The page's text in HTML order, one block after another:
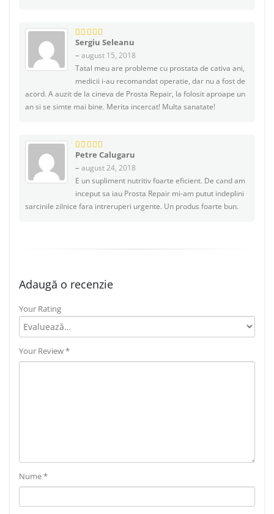
5din 5
Sergiu Seleanu
– august 15, 2018
Tatal meu are probleme cu prostata de cativa ani,
medicii i-au recomandat operatie, dar nu a fost de
acord. A auzit de la cineva de Prosta Repair, la folosit aproape un
an si se simte mai bine. Merita incercat! Multa sanatate!
5din 5
Petre Calugaru
– august 24, 2018
E un supliment nutritiv foarte eficient. De cand am
inceput sa iau Prosta Repair mi-am putut indeplini
sarcinile zilnice fara intreruperi urgente. Un produs foarte bun.
Adaugă o recenzie
Your Rating
Your Review*
Nume*